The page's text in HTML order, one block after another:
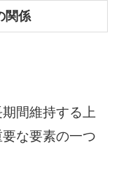
関係
間維持する上
な要素の一つ